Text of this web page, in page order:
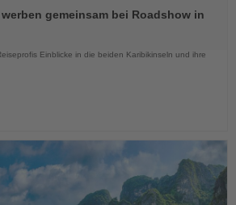
gemeinsam bei Roadshow in
Einblicke in die beiden Karibikinseln und ihre